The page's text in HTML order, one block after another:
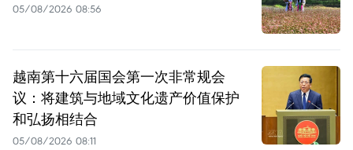
05/08/2026 08:56
越南第十六届国会第一次非常规会
议：将建筑与地域文化遗产价值保护
和弘扬相结合
05/08/2026 08:11